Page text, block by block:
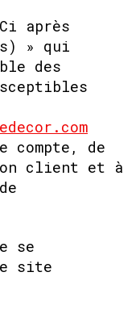
Ci après
» qui
des
compte, de
client et à
se
site